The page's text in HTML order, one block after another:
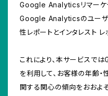
Google Analyticsリマーケ
Google Analyticsのユーザ
性レポートとインタレスト レ
これにより、本サービス
を利用して、お客様の年齢
関する関心の傾向をおおよ